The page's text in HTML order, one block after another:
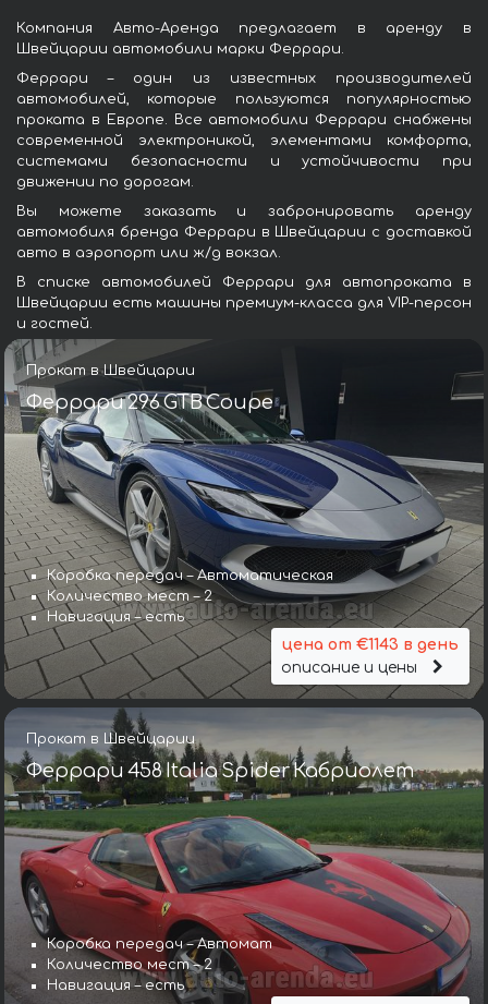
Компания Авто-Аренда предлагает в аренду в
Швейцарии автомобили марки Феррари.
Феррари – один из известных производителей
автомобилей, которые пользуются популярностью
проката в Европе. Все автомобили Феррари снабжены
современной электроникой, элементами комфорта,
системами безопасности и устойчивости при
движении по дорогам.
Вы можете заказать и забронировать аренду
автомобиля бренда Феррари в Швейцарии с доставкой
авто в аэропорт или ж/д вокзал.
В списке автомобилей Феррари для автопроката в
Швейцарии есть машины премиум-класса для VIP-персон
и гостей.
Прокат в Швейцарии
Феррари 296 GTB Coupe
Коробка передач – Автоматическая
Количество мест – 2
Навигация – есть
цена от €1143 в день
описание и цены
Прокат в Швейцарии
Феррари 458 Italia Spider Кабриолет
Коробка передач – Автомат
Количество мест – 2
Навигация – есть